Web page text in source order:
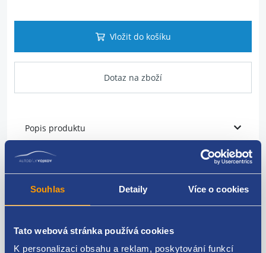
Souhlas Detaily Více o cookies
Tato webová stránka používá cookies
K personalizaci obsahu a reklam, poskytování funkcí
Vložit do košíku
Dotaz na zboží
Popis produktu
Vodící profil
umístění: zadní nárazník
VAG originál: 1T0807393D